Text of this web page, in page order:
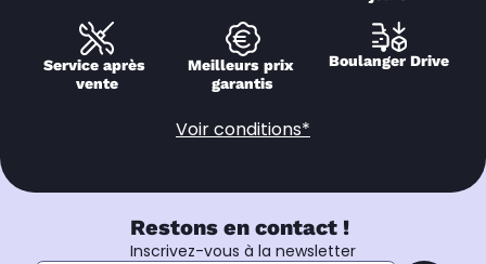
Service après
vente
Meilleurs prix
garantis
Boulanger Drive
Voir conditions*
Restons en contact !
Inscrivez-vous à la newsletter